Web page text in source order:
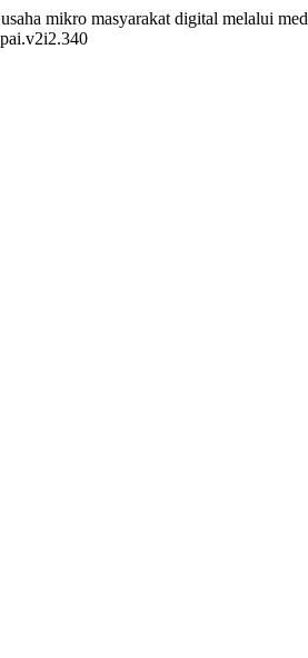
mikro masyarakat digital melalui